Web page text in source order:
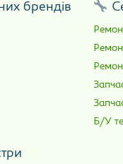
брендів
Б/У